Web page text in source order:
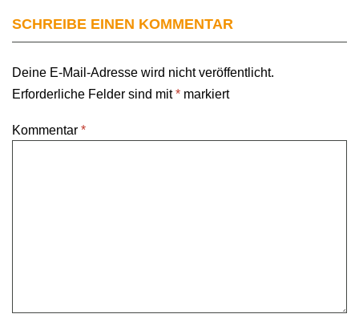
SCHREIBE EINEN KOMMENTAR
Deine E-Mail-Adresse wird nicht veröffentlicht.
Erforderliche Felder sind mit* markiert
Kommentar *